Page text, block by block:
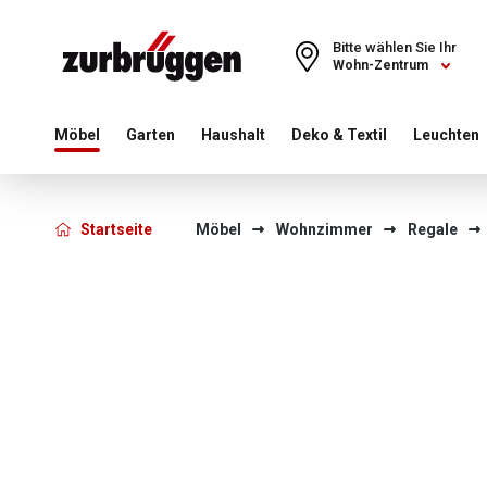
Choose a different country or region to see content for your
Wohn-Zentrum
Bitte wählen Sie Ihr
Möbel Garten Haushalt Deko & Textil Leuchten
Startseite Möbel Wohnzimmer Regale